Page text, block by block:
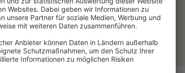
E-Mail
Tel: 030311777423